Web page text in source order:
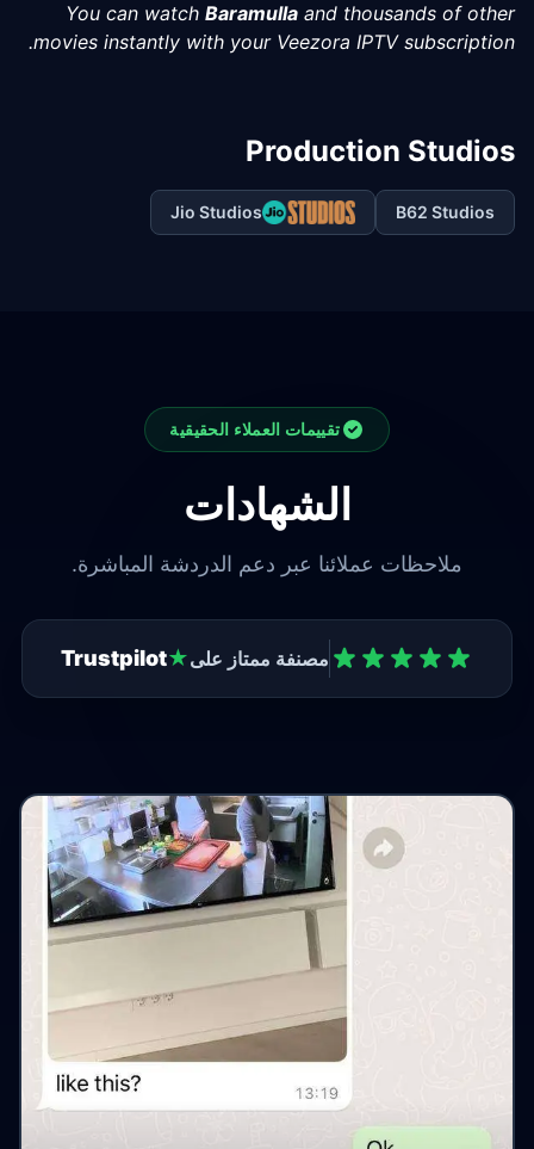
You can watch Baramulla and thousands of other
movies instantly with your Veezora IPTV subscription.
Production Studios
B62 Studios
Jio Studios
تقييمات العملاء الحقيقية
الشهادات
ملاحظات عملائنا عبر دعم الدردشة المباشرة.
مصنفة ممتاز على★
Trustpilot